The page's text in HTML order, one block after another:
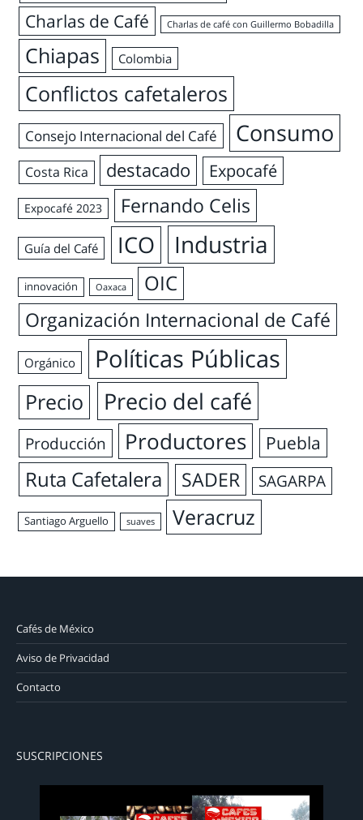
Charlas de Café Charlas de café con Guillermo Bobadilla
Chiapas Colombia
Conflictos cafetaleros
Consejo Internacional del Café Consumo
Costa Rica destacado Expocafé
Expocafé 2023 Fernando Celis
Guía del Café ICO Industria
innovación Oaxaca
OIC
Organización Internacional de Café
Orgánico Políticas Públicas
Precio Precio del café
Producción Productores Puebla
Ruta Cafetalera SADER SAGARPA
Santiago Arguello suaves Veracruz
Cafés de México
Aviso de Privacidad
Contacto
SUSCRIPCIONES